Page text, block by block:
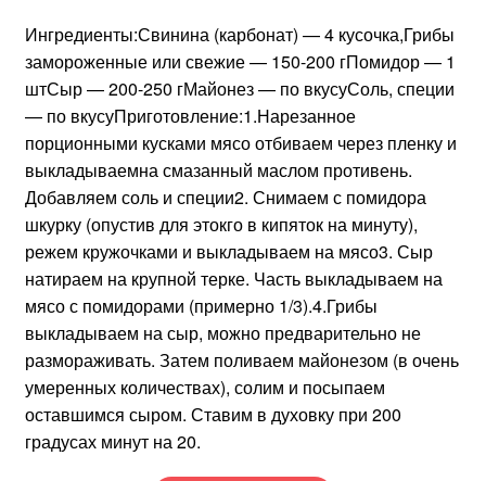
Ингредиенты:Свинина (карбонат) — 4 кусочка,Грибы
замороженные или свежие — 150-200 гПомидор — 1
штСыр — 200-250 гМайонез — по вкусуСоль, специи
— по вкусуПриготовление:1.Нарезанное
порционными кусками мясо отбиваем через пленку и
выкладываемна смазанный маслом противень.
Добавляем соль и специи2. Снимаем с помидора
шкурку (опустив для этокго в кипяток на минуту),
режем кружочками и выкладываем на мясо3. Сыр
натираем на крупной терке. Часть выкладываем на
мясо с помидорами (примерно 1/3).4.Грибы
выкладываем на сыр, можно предварительно не
размораживать. Затем поливаем майонезом (в очень
умеренных количествах), солим и посыпаем
оставшимся сыром. Ставим в духовку при 200
градусах минут на 20.